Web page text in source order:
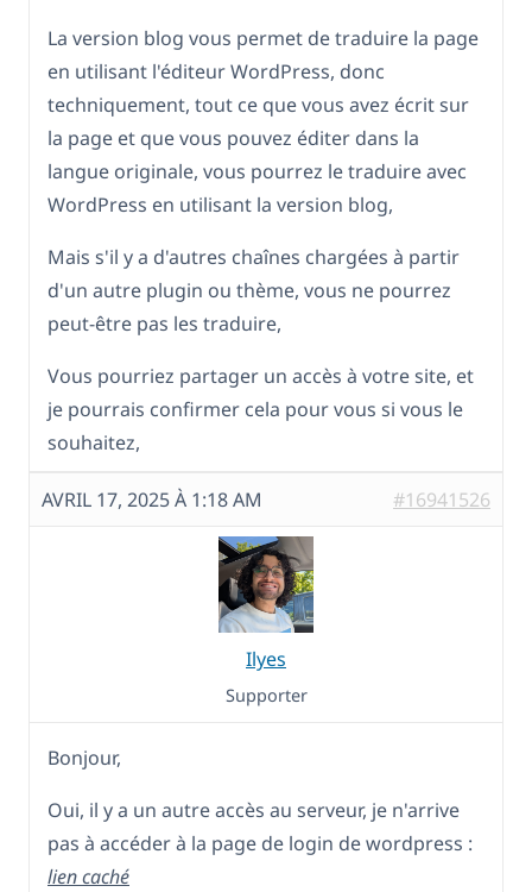
La version blog vous permet de traduire la page
en utilisant l'éditeur WordPress, donc
techniquement, tout ce que vous avez écrit sur
la page et que vous pouvez éditer dans la
langue originale, vous pourrez le traduire avec
WordPress en utilisant la version blog,
Mais s'il y a d'autres chaînes chargées à partir
d'un autre plugin ou thème, vous ne pourrez
peut-être pas les traduire,
Vous pourriez partager un accès à votre site, et
je pourrais confirmer cela pour vous si vous le
souhaitez,
AVRIL 17, 2025 À 1:18 AM #16941526
Ilyes
Supporter
Bonjour,
Oui, il y a un autre accès au serveur, je n'arrive
pas à accéder à la page de login de wordpress :
lien caché